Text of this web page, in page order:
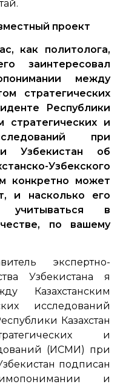
проект
как политолога,
заинтересовал
между
стратегических
Республики
стратегических и
при
Узбекистан об
Узбекского
конкретно может
и насколько его
учитываться в
по вашему
экспертно-
Узбекистана я
Казахстанским
исследований
Казахстан
и
(ИСМИ) при
подписан
и